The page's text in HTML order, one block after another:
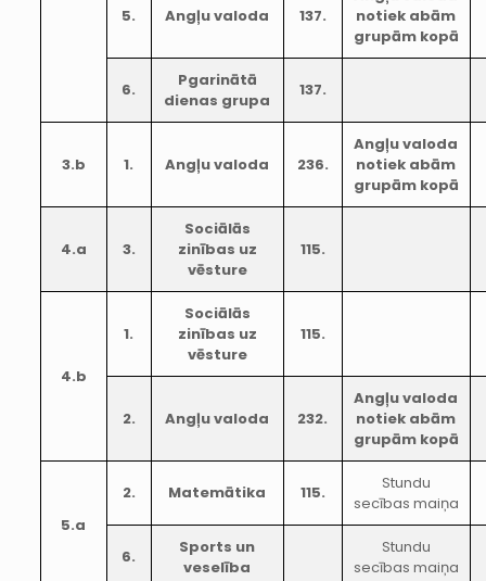
5. Angļu valoda 137.
notiek abām
grupām kopā
6.
Pgarinātā
dienas grupa
137.
3.b 1. Angļu valoda 236.
Angļu valoda
notiek abām
grupām kopā
4.a 3.
Sociālās
zinības uz
vēsture
115.
4.b
1.
Sociālās
zinības uz
vēsture
115.
2. Angļu valoda 232.
Angļu valoda
notiek abām
grupām kopā
5.a
2. Matemātika 115.
Stundu
secības maiņa
6.
Sports un
veselība
Stundu
secības maiņa